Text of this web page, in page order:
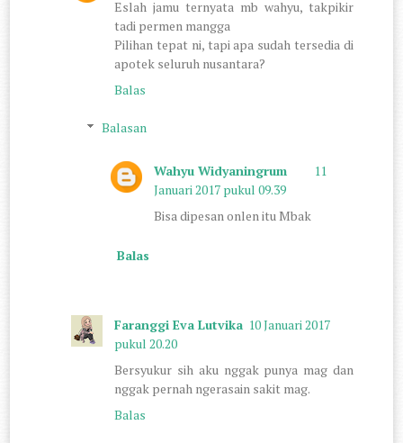
Eslah jamu ternyata mb wahyu, takpikir
tadi permen mangga
Pilihan tepat ni, tapi apa sudah tersedia di
apotek seluruh nusantara?
Balas
Balasan
Wahyu Widyaningrum
11
Januari 2017 pukul 09.39
Bisa dipesan onlen itu Mbak
Balas
Faranggi Eva Lutvika 10 Januari 2017
pukul 20.20
Bersyukur sih aku nggak punya mag dan
nggak pernah ngerasain sakit mag.
Balas